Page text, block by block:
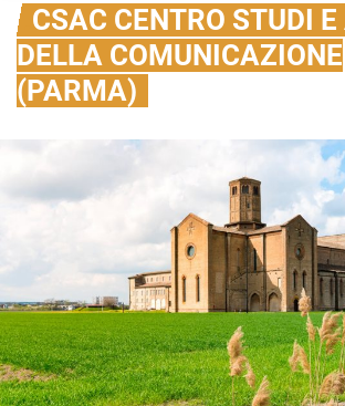
CSAC CENTRO STUDI
DELLA COMUNICAZIONE
(PARMA)